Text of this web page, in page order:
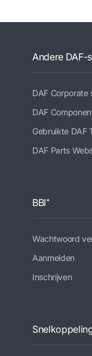
Andere DAF-
DAF Corporate
DAF
Gebruikte DAF
DAF Parts
BBI⁺
Wachtwoord
Aanmelden
Inschrijven